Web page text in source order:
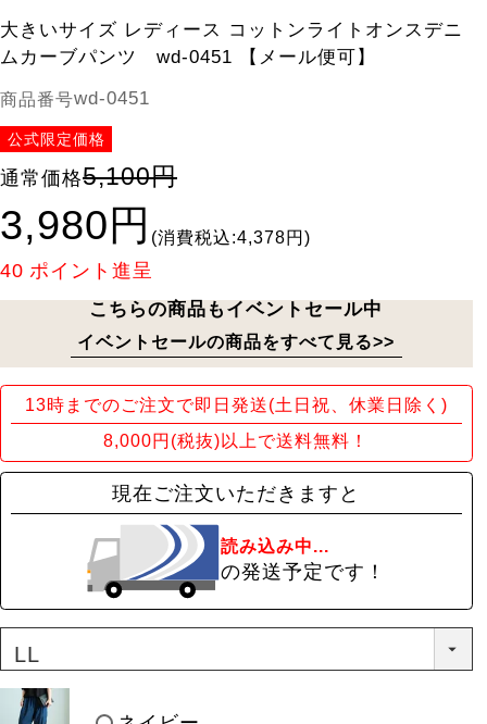
大きいサイズ レディース コットンライトオンスデニ
ムカーブパンツ wd-0451 【メール便可】
商品番号wd-0451
公式限定価格
通常価格5,100円
3,980円 (消費税込:4,378円)
40 ポイント進呈
こちらの商品もイベントセール中
イベントセールの商品をすべて見る>>
13時までのご注文で即日発送(土日祝、休業日除く)
8,000円(税抜)以上で送料無料！
現在ご注文いただきますと
読み込み中...
の発送予定です！